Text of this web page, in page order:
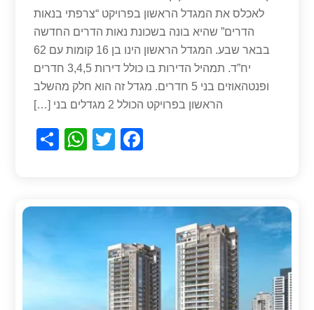
לאכלס את המגדל הראשון בפרויקט “צרפתי בנאות
הדרים” שהיא בונה בשכונת נאות הדרים החדשה
בבאר שבע. המגדל הראשון הינו בן 16 קומות עם 62
יח”ד. תמהיל הדירות בו כולל דירות 3,4,5 חדרים
ופנטהאוזים בני 5 חדרים. מגדל זה הוא חלק מהשלב
הראשון בפרויקט הכולל 2 מגדלים בני […]
F
e
o
o
k
T
er
W
s
A
p
p
e